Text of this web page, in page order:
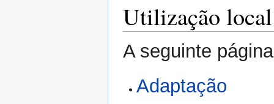
Utilização
A seguinte
Adaptação